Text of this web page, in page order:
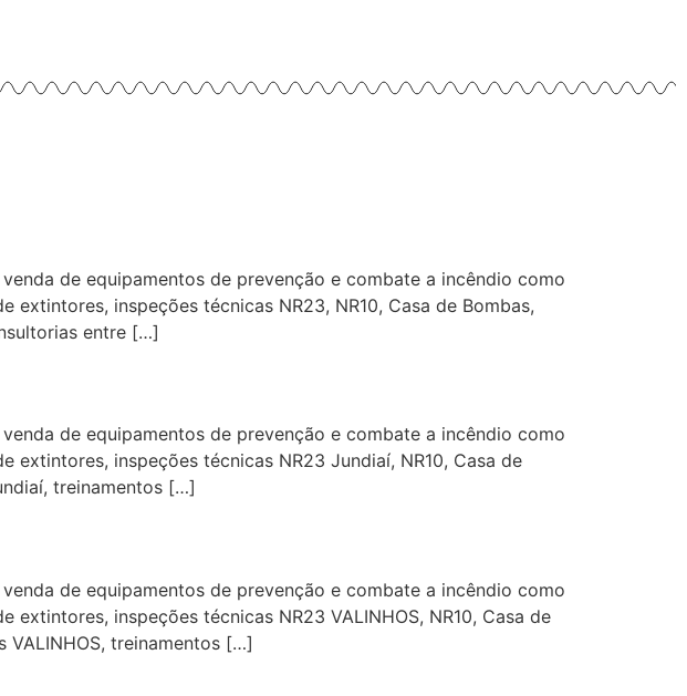
de equipamentos de prevenção e combate a incêndio como
inspeções técnicas NR23, NR10, Casa de Bombas,
entre […]
de equipamentos de prevenção e combate a incêndio como
inspeções técnicas NR23 Jundiaí, NR10, Casa de
treinamentos […]
de equipamentos de prevenção e combate a incêndio como
inspeções técnicas NR23 VALINHOS, NR10, Casa de
VALINHOS, treinamentos […]